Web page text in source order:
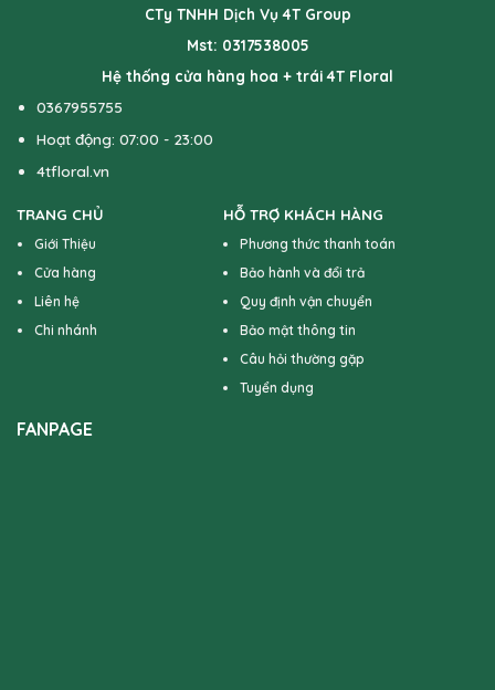
CTy TNHH Dịch Vụ 4T Group
Mst: 0317538005
Hệ thống cửa hàng hoa + trái 4T Floral
0367955755
Hoạt động: 07:00 - 23:00
4tfloral.vn
TRANG CHỦ
Giới Thiệu
Cửa hàng
Liên hệ
Chi nhánh
HỖ TRỢ KHÁCH HÀNG
Phương thức thanh toán
Bảo hành và đổi trả
Quy định vận chuyển
Bảo mật thông tin
Câu hỏi thường gặp
Tuyển dụng
FANPAGE